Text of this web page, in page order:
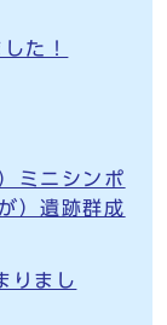
た！
ミニシンポ
）遺跡群成
りまし